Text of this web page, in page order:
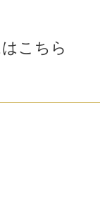
こちら